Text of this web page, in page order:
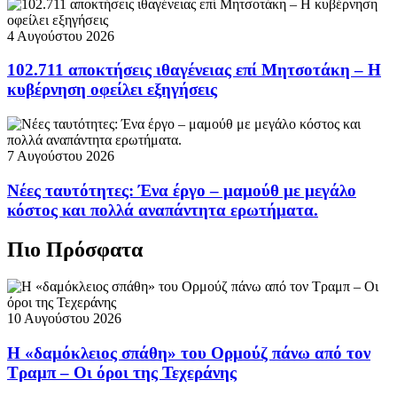
4 Αυγούστου 2026
102.711 αποκτήσεις ιθαγένειας επί Μητσοτάκη – Η
κυβέρνηση οφείλει εξηγήσεις
7 Αυγούστου 2026
Νέες ταυτότητες: Ένα έργο – μαμούθ με μεγάλο
κόστος και πολλά αναπάντητα ερωτήματα.
Πιο Πρόσφατα
10 Αυγούστου 2026
Η «δαμόκλειος σπάθη» του Ορμούζ πάνω από τον
Τραμπ – Οι όροι της Τεχεράνης